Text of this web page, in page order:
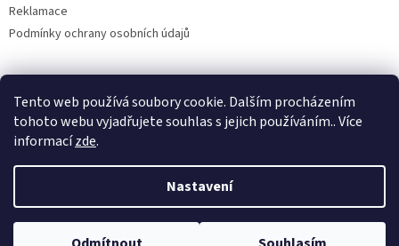
Tento web používá soubory cookie. Dalším procházením
tohoto webu vyjadřujete souhlas s jejich používáním.. Více
informacízde.
Nastavení
Reklamace
Podmínky ochrany osobních údajů
Upravil 404notfound.cz
Vytvořil Shoptet